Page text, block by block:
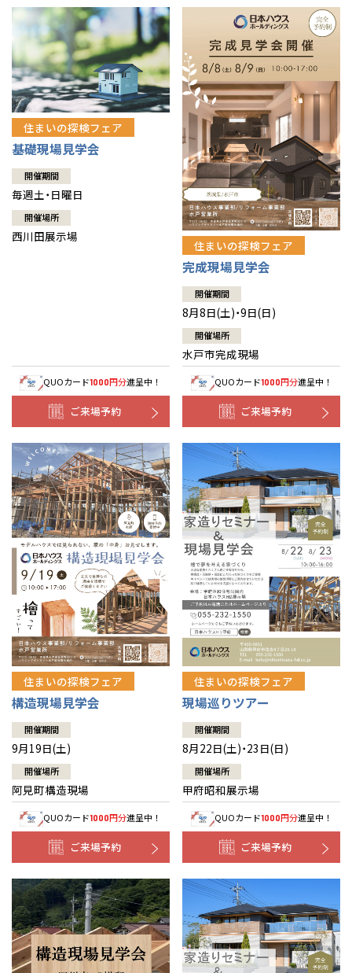
住まいの探検フェア
基礎現場見学会
開催期間
毎週土・日曜日
開催場所
西川田展示場
QUOカード1000円分進呈中！
ご来場予約
住まいの探検フェア
完成現場見学会
開催期間
8月8日(土)・9日(日)
開催場所
水戸市完成現場
QUOカード1000円分進呈中！
ご来場予約
住まいの探検フェア
構造現場見学会
開催期間
9月19日(土)
開催場所
阿見町構造現場
QUOカード1000円分進呈中！
ご来場予約
住まいの探検フェア
現場巡りツアー
開催期間
8月22日(土)・23日(日)
開催場所
甲府昭和展示場
QUOカード1000円分進呈中！
ご来場予約